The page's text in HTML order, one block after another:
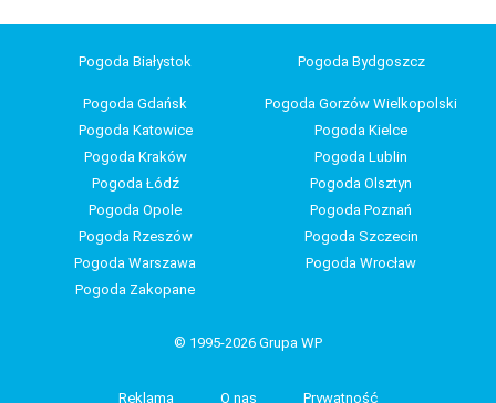
Pogoda Białystok Pogoda Bydgoszcz
Pogoda Gdańsk
Pogoda Gorzów Wielkopolski
Pogoda Katowice
Pogoda Kielce
Pogoda Kraków
Pogoda Lublin
Pogoda Łódź
Pogoda Olsztyn
Pogoda Opole
Pogoda Poznań
Pogoda Rzeszów
Pogoda Szczecin
Pogoda Warszawa
Pogoda Wrocław
Pogoda Zakopane
© 1995-2026 Grupa WP
Reklama O nas Prywatność